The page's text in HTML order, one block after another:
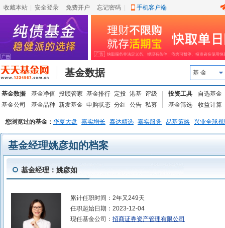
收藏本站 安全登录 免费开户 忘记密码 手机客户端
基金数据 基 金
基金数据 基金净值 投顾管家 基金排行 定投 港基 评级
基金公司
基金品种 新发基金 申购状态 分红 公告 私募
投资工具
自选基金
基金筛选
收益计算
您浏览过的基金： 华夏大盘 嘉实增长 泰达精选 嘉实服务 易基策略 兴业全球
基金经理姚彦如的档案
基金经理：姚彦如
累计任职时间： 2年又249天
任职起始日期： 2023-12-04
现任基金公司： 招商证券资产管理有限公司